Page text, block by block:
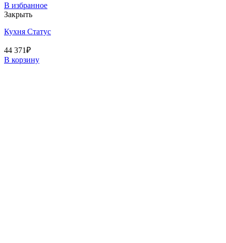
В избранное
Закрыть
Кухня Статус
44 371₽
В корзину